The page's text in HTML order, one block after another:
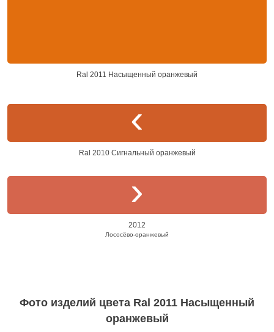
Ral 2010 Сигнальный оранжевый
Ral 2011 Насыщенный оранжевый
2012
Лососёво-оранжевый
Фото изделий цвета Ral 2011 Насыщенный
оранжевый